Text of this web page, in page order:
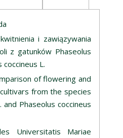
i zawiązywania
z gatunków Phaseolus
coccineus L.
of flowering and
from the species
and Phaseolus coccineus
Universitatis Mariae